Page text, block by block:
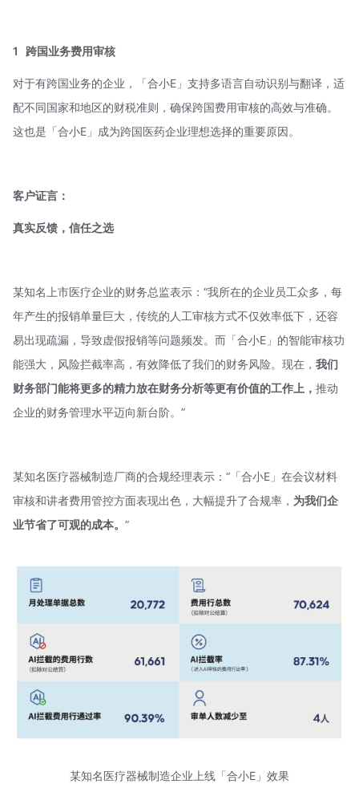
1 跨国业务费用审核
对于有跨国业务的企业，「合小E」支持多语言自动识别与翻译，适
配不同国家和地区的财税准则，确保跨国费用审核的高效与准确。
这也是「合小E」成为跨国医药企业理想选择的重要原因。
客户证言：
真实反馈，信任之选
某知名上市医疗企业的财务总监表示：“我所在的企业员工众多，每
年产生的报销单量巨大，传统的人工审核方式不仅效率低下，还容
易出现疏漏，导致虚假报销等问题频发。而「合小E」的智能审核功
能强大，风险拦截率高，有效降低了我们的财务风险。现在， 我们
财务部门能将更多的精力放在财务分析等更有价值的工作上， 推动
企业的财务管理水平迈向新台阶。”
某知名医疗器械制造厂商的合规经理表示：“「合小E」在会议材料
审核和讲者费用管控方面表现出色，大幅提升了合规率， 为我们企
业节省了可观的成本。 ”
某知名医疗器械制造企业上线「合小E」效果